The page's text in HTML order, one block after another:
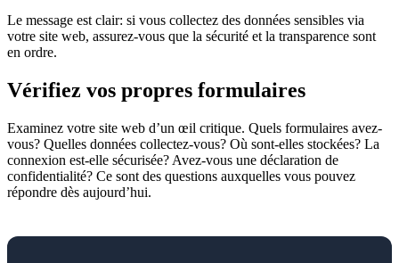
Le message est clair: si vous collectez des données sensibles via
votre site web, assurez-vous que la sécurité et la transparence sont
en ordre.
Vérifiez vos propres formulaires
Examinez votre site web d’un œil critique. Quels formulaires avez-
vous? Quelles données collectez-vous? Où sont-elles stockées? La
connexion est-elle sécurisée? Avez-vous une déclaration de
confidentialité? Ce sont des questions auxquelles vous pouvez
répondre dès aujourd’hui.